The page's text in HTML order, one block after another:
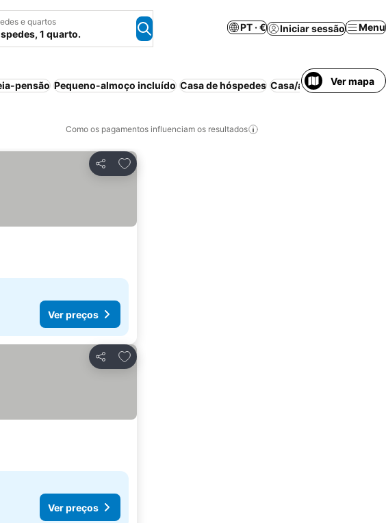
e quartos
1 quarto.
PT · € Iniciar sessão Menu
pensão Pequeno-almoço incluído Casa de hóspedes Casa/apartamento
Ver mapa
Como os pagamentos influenciam os resultados
Partilhar
Adicionar aos favoritos
Ver preços
Partilhar
Adicionar aos favoritos
Ver preços